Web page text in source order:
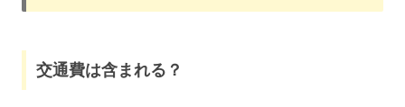
交通費は含まれる？